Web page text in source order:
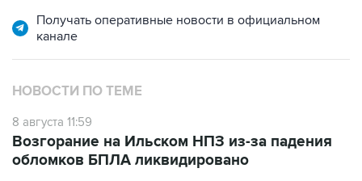
Получать оперативные новости в официальном
канале
НОВОСТИ ПО ТЕМЕ
8 августа 11:59
Возгорание на Ильском НПЗ из-за падения
обломков БПЛА ликвидировано